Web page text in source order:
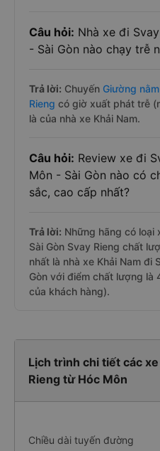
Câu hỏi: Nhà xe đi
- Sài Gòn nào chạy trễ
Trả lời: Chuyến Giường
Rieng có giờ xuất phát trễ
là của nhà xe Khải Nam.
Câu hỏi: Review xe đi
Môn - Sài Gòn nào có
sắc, cao cấp nhất?
Trả lời: Những hãng có loại
Sài Gòn Svay Rieng chất
nhất là nhà xe Khải Nam đi
Gòn với điểm chất lượng
của khách hàng).
Lịch trình chi tiết các
Rieng từ Hóc Môn
Chiều dài tuyến đường